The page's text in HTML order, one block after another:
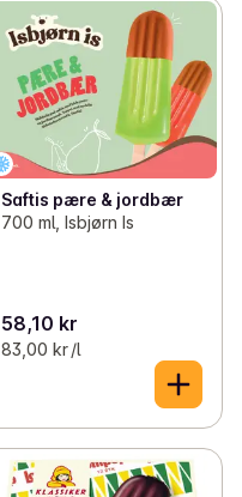
Saftis pære & jordbær
700 ml, Isbjørn Is
58,10 kr
83,00 kr /l